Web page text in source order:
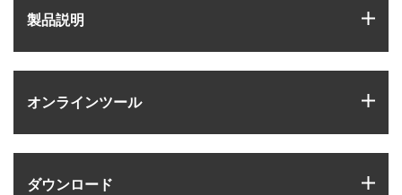
製品説明
オンラインツール
ダウンロード